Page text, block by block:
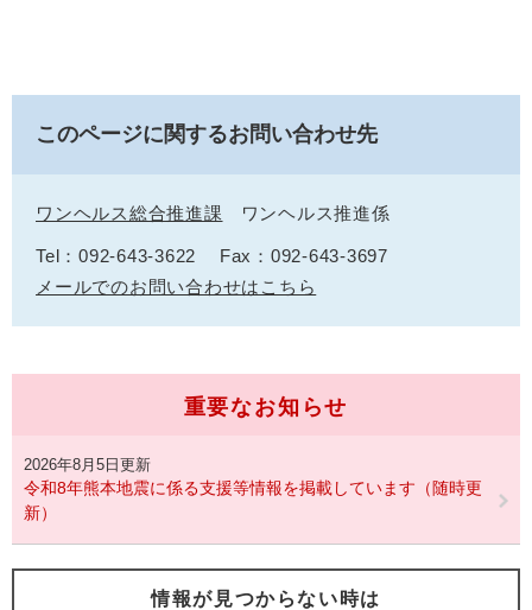
このページに関するお問い合わせ先
ワンヘルス総合推進課 ワンヘルス推進係
Tel：092-643-3622
Fax：092-643-3697
メールでのお問い合わせはこちら
重要なお知らせ
2026年8月5日更新
令和8年熊本地震に係る支援等情報を掲載しています（随時更
新）
情報が見つからない時は